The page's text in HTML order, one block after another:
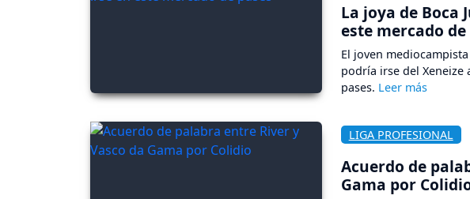
La joya de Boca
este mercado de
El joven
podría irse del
pases.
LIGA PROFESIONAL
Acuerdo de
Gama por